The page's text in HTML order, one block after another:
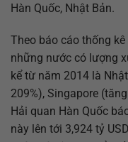
Hàn Quốc, Nhật Bản.
Theo báo cáo thống kê
những nước có lượng
kể từ năm 2014 là
209%), Singapore
Hải quan Hàn Quốc
này lên tới 3,924 tỷ